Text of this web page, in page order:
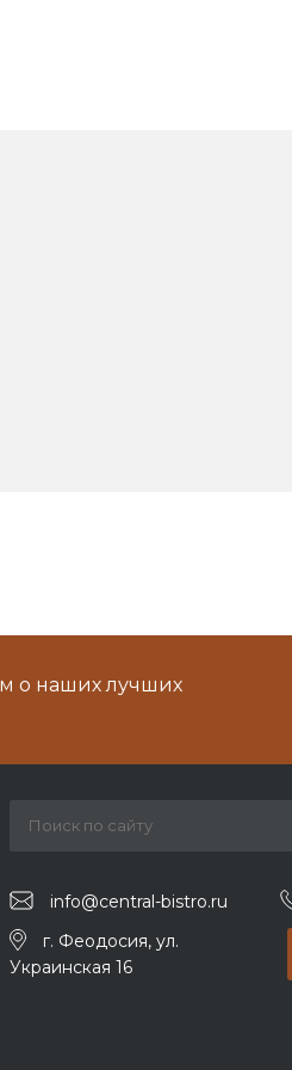
о наших лучших
info@central-bistro.ru
г. Феодосия, ул.
Украинская 16